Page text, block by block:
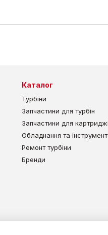
Каталог
Турбіни
Запчастини для турбін
Запчастини для
Обладнання та інструмент
Ремонт турбіни
Бренди